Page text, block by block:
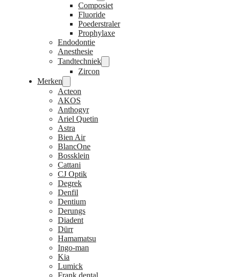
Composiet
Fluoride
Poederstraler
Prophylaxe
Endodontie
Anesthesie
Tandtechniek
Zircon
Merken
Acteon
AKOS
Anthogyr
Ariel Quetin
Astra
Bien Air
BlancOne
Bossklein
Cattani
CJ Optik
Degrek
Denfil
Dentium
Derungs
Diadent
Dürr
Hamamatsu
Ingo-man
Kia
Lumick
Frank dental